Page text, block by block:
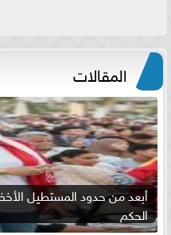
المقالات
أبعد من حدود المستطيل
الحكم